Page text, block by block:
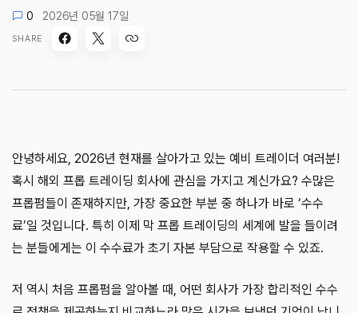
0 2026년 05월 17일
SHARE
안녕하세요, 2026년 현재를 살아가고 있는 예비 트레이더 여러분!
혹시 해외 프롭 트레이딩 회사에 관심을 가지고 계신가요? 수많은
프롭펌들이 존재하지만, 가장 중요한 부분 중 하나가 바로 ‘수수
료’일 것입니다. 특히 이제 막 프롭 트레이딩의 세계에 발을 들이려
는 분들에게는 이 수수료가 초기 자본 부담으로 작용할 수 있죠.
저 역시 처음 프롭펌을 알아볼 때, 어떤 회사가 가장 합리적인 수수